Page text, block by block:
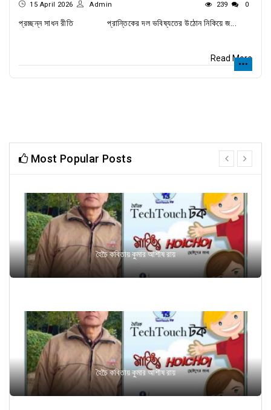
15 April 2026 Admin 239 0
প্রচ্ছন্ন সাধন রীতি প্রান্তিকের দল ভবিষ্যতের উঠোন নিকিয়ে জ...
Read More
Most Popular Posts
হৈচৈ কবিতায় কুমার আশীষ রায়
হৈচৈ কবিতায় কুমার আশীষ রায়
prev